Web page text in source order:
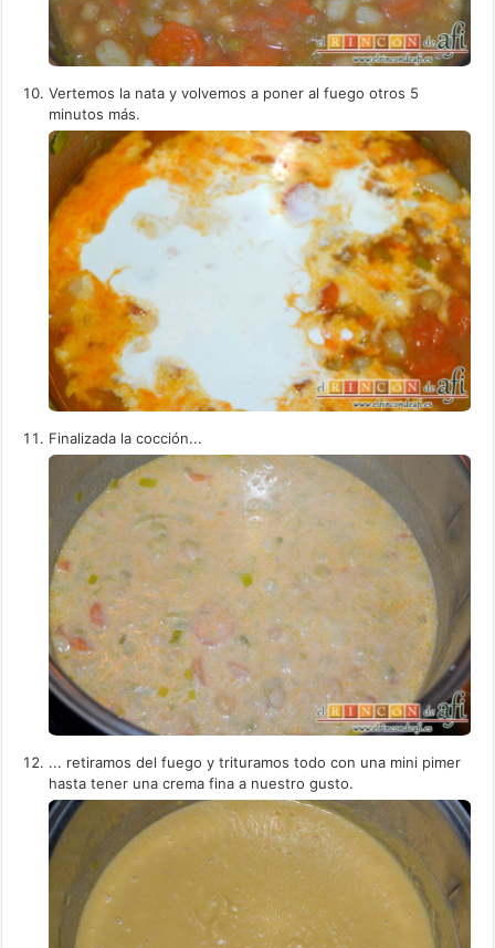
Vertemos la nata y volvemos a poner al fuego otros 5
minutos más.
Finalizada la cocción...
... retiramos del fuego y trituramos todo con una mini pimer
hasta tener una crema fina a nuestro gusto.